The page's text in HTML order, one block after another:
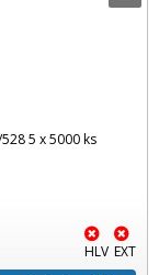
5 x 5000 ks
HLV EXT